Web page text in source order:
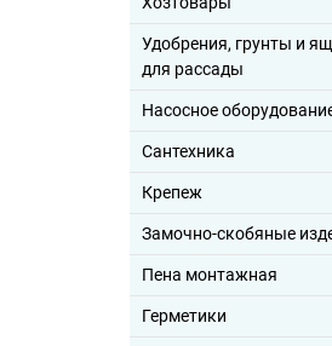
Удобрения, грунты и
для рассады
Насосное
Сантехника
Крепеж
Замочно-скобяные
Пена монтажная
Герметики